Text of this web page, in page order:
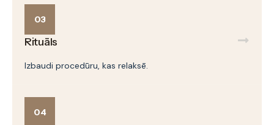
03
Rituāls
Izbaudi procedūru, kas relaksē.
04